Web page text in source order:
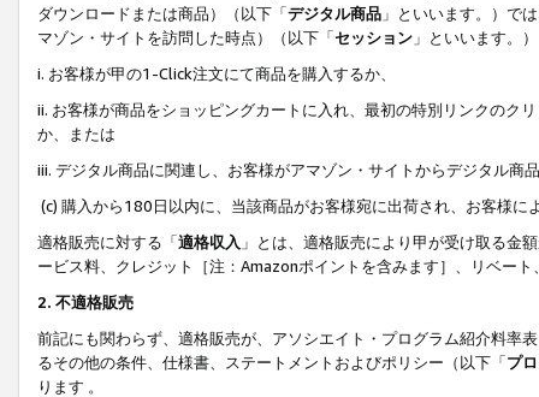
ダウンロードまたは商品）（以下「デジタル商品 」といいます。）で
マゾン・サイトを訪問した時点）（以下「セッション 」といいます。
i. お客様が甲の1-Click注文にて商品を購入するか、
ii. お客様が商品をショッピングカートに入れ、最初の特別リンクのク
か、または
iii. デジタル商品に関連し、お客様がアマゾン・サイトからデジタル
(c) 購入から180日以内に、当該商品がお客様宛に出荷され、お客様
適格販売に対する「適格収入 」とは、適格販売により甲が受け取る金
ービス料、クレジット［注：Amazonポイントを含みます］、リベー
2. 不適格販売
前記にも関わらず、適格販売が、アソシエイト・プログラム紹介料率
るその他の条件、仕様書、ステートメントおよびポリシー（以下「プ
ります 。